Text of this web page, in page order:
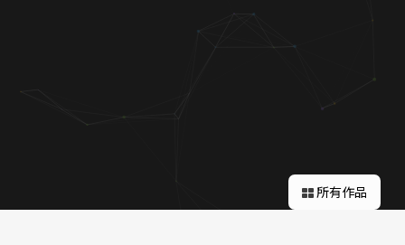
行銷專欄
所有作品